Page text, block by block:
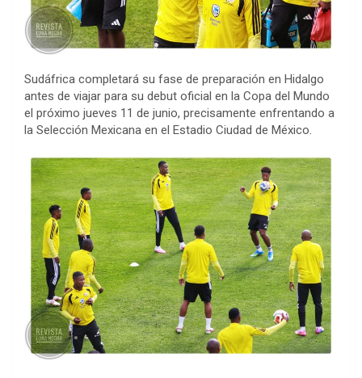
Sudáfrica completará su fase de preparación en Hidalgo
antes de viajar para su debut oficial en la Copa del Mundo
el próximo jueves 11 de junio, precisamente enfrentando a
la Selección Mexicana en el Estadio Ciudad de México.